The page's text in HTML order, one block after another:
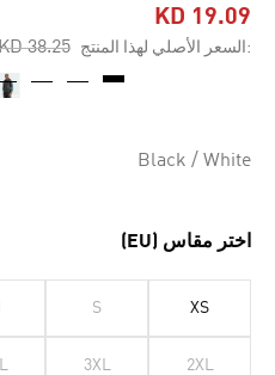
KD 19.09
:السعر الأصلي لهذا المنتج from
38.25
Black / White
اختر مقاس (EU)
XS
S
2XL
3XL